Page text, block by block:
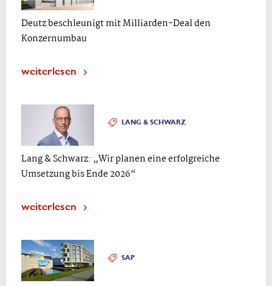
Deutz beschleunigt mit Milliarden-Deal den
Konzernumbau
weiterlesen
LANG & SCHWARZ
Lang & Schwarz: „Wir planen eine erfolgreiche
Umsetzung bis Ende 2026“
weiterlesen
SAP